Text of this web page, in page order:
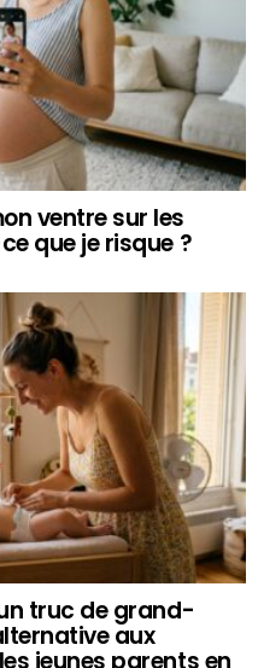
ventre sur les
que je risque ?
truc de grand-
aux
jeunes parents en